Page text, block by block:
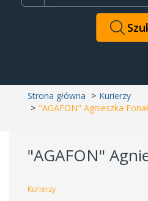
Strona główna
Kurierzy
"AGAFON" Agnieszka Fonał
"AGAFON"
Kurierzy